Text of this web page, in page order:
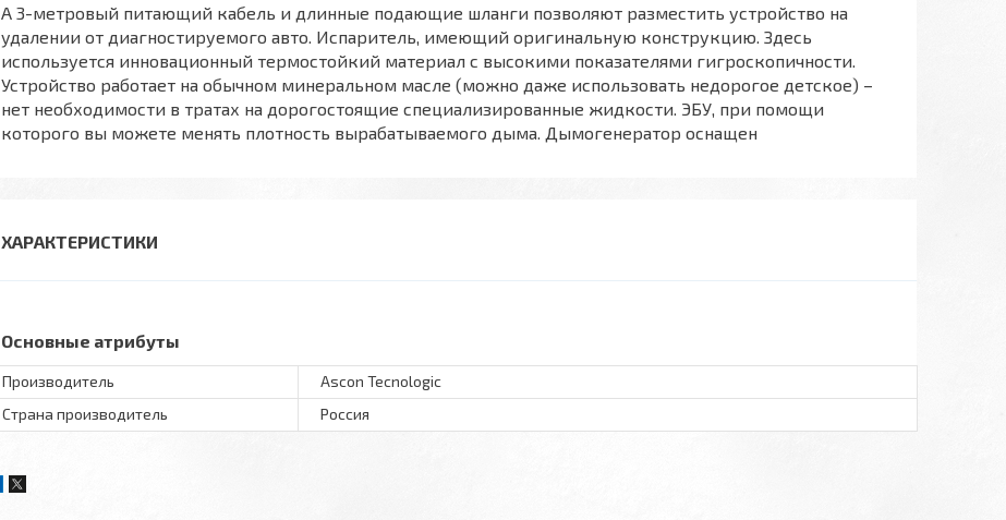
А 3-метровый питающий кабель и длинные подающие шланги позволяют разместить устройство на
удалении от диагностируемого авто. Испаритель, имеющий оригинальную конструкцию. Здесь
используется инновационный термостойкий материал с высокими показателями гигроскопичности.
Устройство работает на обычном минеральном масле (можно даже использовать недорогое детское) –
нет необходимости в тратах на дорогостоящие специализированные жидкости. ЭБУ, при помощи
которого вы можете менять плотность вырабатываемого дыма. Дымогенератор оснащен
ХАРАКТЕРИСТИКИ
Основные атрибуты
Производитель
Ascon Tecnologic
Страна производитель
Россия